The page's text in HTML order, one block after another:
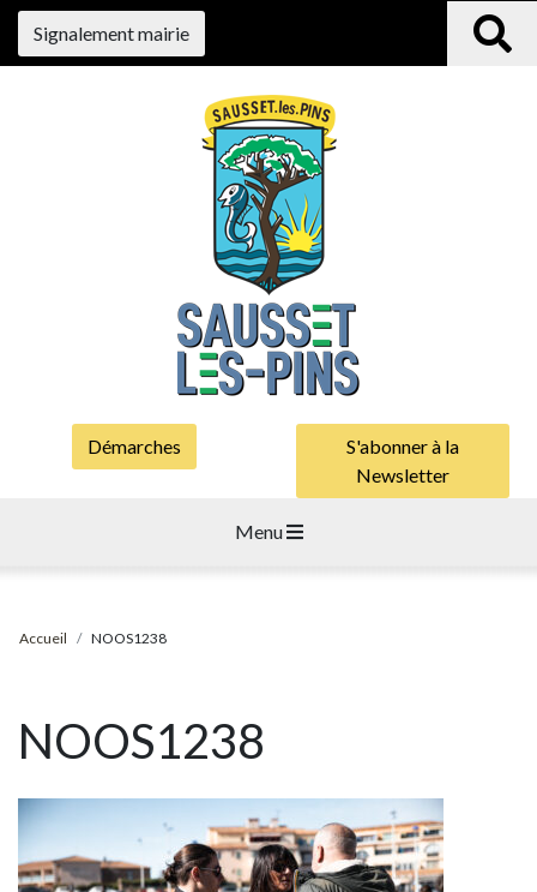
Signalement mairie
Démarches
S'abonner à la
Newsletter
Menu
Accueil NOOS1238
NOOS1238